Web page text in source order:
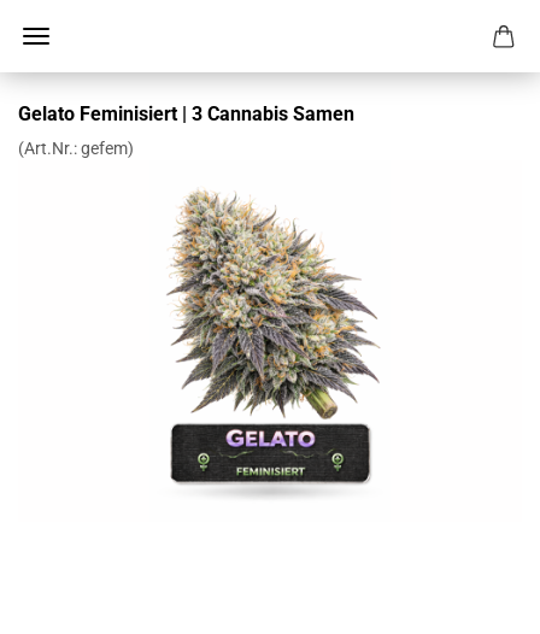
Gelato Feminisiert | 3 Cannabis Samen
(Art.Nr.:gefem)